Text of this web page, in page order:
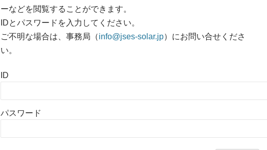
ーなどを閲覧することができます。
IDとパスワードを入力してください。
ご不明な場合は、事務局（info@jses-solar.jp）にお問い合せくださ
い。
ID
パスワード